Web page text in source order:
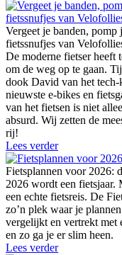
Vergeet je banden, pomp
fietssnufjes van
De moderne fietser
om de weg op te gaan.
dook David van het
nieuwste e-bikes en
van het fietsen is niet
absurd. Wij zetten de
rij!
Lees verder
Fietsplannen voor 2026:
2026 wordt een fietsjaar.
een echte fietsreis. De
zo’n plek waar je
vergelijkt en vertrekt
en zo ga je er slim heen.
Lees verder